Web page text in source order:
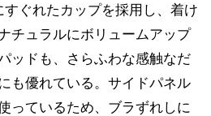
ぐれたカップを採用し、着け
チュラルにボリュームアップ
ッドも、さらふわな感触なだ
も優れている。サイドパネル
っているため、ブラずれしに